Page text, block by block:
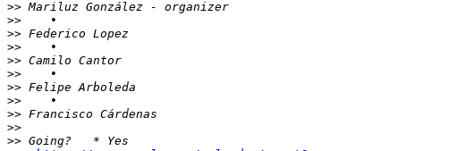
>>
>>
>>
>>
>>
>>
>>
>>
>>
>>
>>